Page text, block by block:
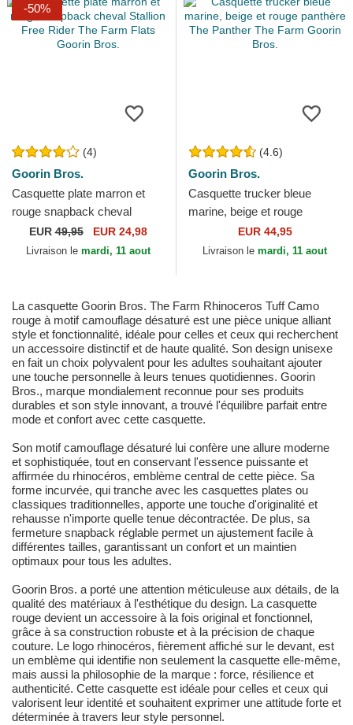
-50%
(4)
Goorin Bros.
Casquette plate marron et
rouge snapback cheval
Stallion Free Rider The Farm
Flats Goorin Bros.
EUR49,95 EUR 24,98
Livraison le mardi, 11 aout
(4.6)
Goorin Bros.
Casquette trucker bleue
marine, beige et rouge
panthère The Panther The
Farm Goorin Bros.
EUR 44,95
Livraison le mardi, 11 aout
La casquette Goorin Bros. The Farm Rhinoceros Tuff Camo
rouge à motif camouflage désaturé est une pièce unique alliant
style et fonctionnalité, idéale pour celles et ceux qui recherchent
un accessoire distinctif et de haute qualité. Son design unisexe
en fait un choix polyvalent pour les adultes souhaitant ajouter
une touche personnelle à leurs tenues quotidiennes. Goorin
Bros., marque mondialement reconnue pour ses produits
durables et son style innovant, a trouvé l'équilibre parfait entre
mode et confort avec cette casquette.
Son motif camouflage désaturé lui confère une allure moderne
et sophistiquée, tout en conservant l'essence puissante et
affirmée du rhinocéros, emblème central de cette pièce. Sa
forme incurvée, qui tranche avec les casquettes plates ou
classiques traditionnelles, apporte une touche d'originalité et
rehausse n'importe quelle tenue décontractée. De plus, sa
fermeture snapback réglable permet un ajustement facile à
différentes tailles, garantissant un confort et un maintien
optimaux pour tous les adultes.
Goorin Bros. a porté une attention méticuleuse aux détails, de la
qualité des matériaux à l'esthétique du design. La casquette
rouge devient un accessoire à la fois original et fonctionnel,
grâce à sa construction robuste et à la précision de chaque
couture. Le logo rhinocéros, fièrement affiché sur le devant, est
un emblème qui identifie non seulement la casquette elle-même,
mais aussi la philosophie de la marque : force, résilience et
authenticité. Cette casquette est idéale pour celles et ceux qui
valorisent leur identité et souhaitent exprimer une attitude forte et
déterminée à travers leur style personnel.